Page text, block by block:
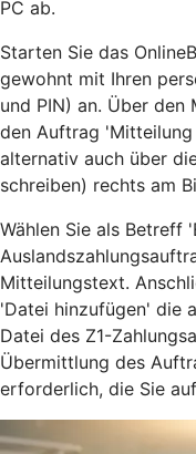
PC ab.
Starten Sie das
gewohnt mit Ihren
und PIN) an. Über
den Auftrag
alternativ auch über
schreiben) rechts am
Wählen Sie als Betreff
Mitteilungstext.
'Datei hinzufügen' die
Datei des Z1-
Übermittlung des
erforderlich, die Sie